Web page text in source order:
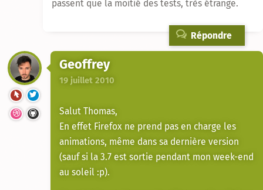
passent que la moitié des tests, très étrange.
Répondre
Geoffrey
19 juillet 2010
Salut Thomas,
En effet Firefox ne prend pas en charge les
animations, même dans sa dernière version
(sauf si la 3.7 est sortie pendant mon week-end
au soleil :p).